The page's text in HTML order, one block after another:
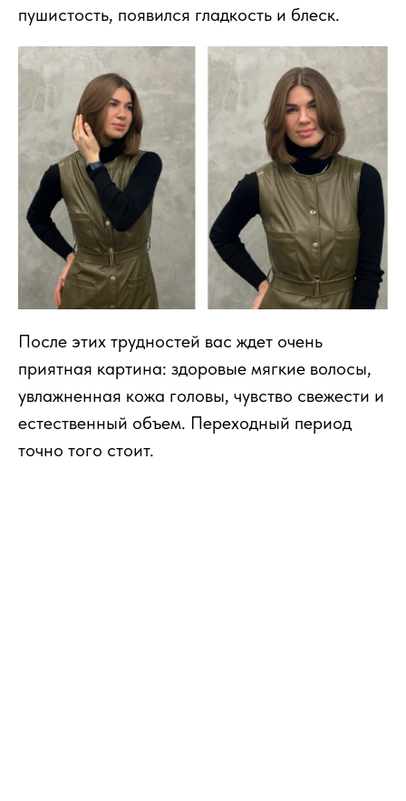
пушистость, появился гладкость и блеск.
После этих трудностей вас ждет очень
приятная картина: здоровые мягкие волосы,
увлажненная кожа головы, чувство свежести и
естественный объем. Переходный период
точно того стоит.